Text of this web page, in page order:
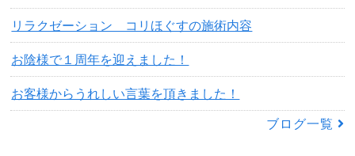
リラクゼーション コリほぐすの施術内容
お陰様で１周年を迎えました！
お客様からうれしい言葉を頂きました！
ブログ一覧